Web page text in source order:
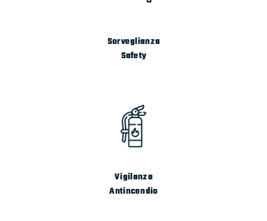
Sorveglianza
Safety
Vigilanza
Antincendio